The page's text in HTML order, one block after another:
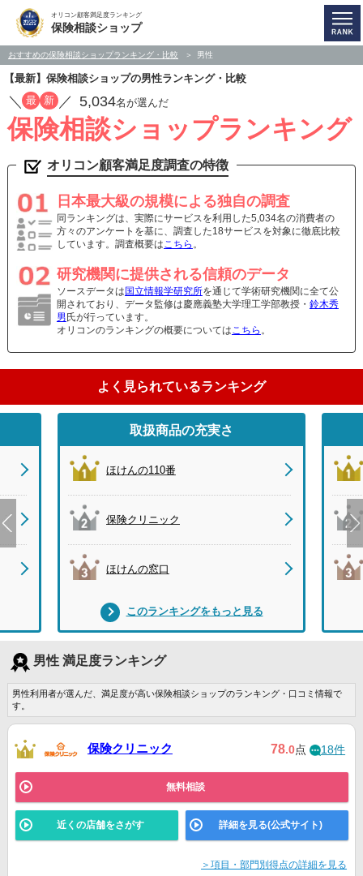
オリコン顧客満足度ランキング
保険相談ショップ
おすすめの保険相談ショップランキング・比較 男性
【最新】保険相談ショップの男性ランキング・比較
／ 最 新 ／ 5,034名が選んだ
保険相談ショップランキング
オリコン顧客満足度調査の特徴
日本最大級の規模による独自の調査
同ランキングは、実際にサービスを利用した5,034名の消費者の
方々のアンケートを基に、調査した18サービスを対象に徹底比較
しています。調査概要はこちら 。
研究機関に提供される信頼のデータ
ソースデータは 国立情報学研究所を通じて学術研究機関に全て公
開されており、データ監修は慶應義塾大学理工学部教授・ 鈴木秀
男 氏が行っています。
オリコンのランキングの概要についてはこちら 。
よく見られているランキング
取扱商品の充実さ
ほけんの110番
保険クリニック
ほけんの窓口
このランキングをもっと見る
男性 満足度ランキング
男性利用者が選んだ、満足度が高い保険相談ショップのランキング・口コミ情報で
す。
保険クリニック 78.0点 18件
無料相談
近くの店舗をさがす 詳細を見る(公式サイト)
＞項目・部門別得点の詳細を見る